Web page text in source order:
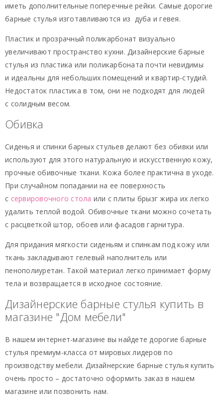
иметь дополнительные поперечные рейки. Самые дорогие
барные стулья изготавливаются из дуба и гевея.
Пластик и прозрачный поликарбонат визуально
увеличивают пространство кухни. Дизайнерские барные
стулья из пластика или поликарбоната почти невидимы
и идеальны для небольших помещений и квартир-студий.
Недостаток пластика в том, они не подходят для людей
с солидным весом.
Обивка
Сиденья и спинки барных стульев делают без обивки или
используют для этого натуральную и искусственную кожу,
прочные обивочные ткани. Кожа более практична в уходе.
При случайном попадании на ее поверхность
с сервировочного стола или с плиты брызг жира их легко
удалить теплой водой. Обивочные ткани можно сочетать
с расцветкой штор, обоев или фасадов гарнитура.
Для придания мягкости сиденьям и спинкам под кожу или
ткань закладывают гелевый наполнитель или
пенополиуретан. Такой материал легко принимает форму
тела и возвращается в исходное состояние.
Дизайнерские барные стулья купить в
магазине "Дом мебели"
В нашем интернет-магазине вы найдете дорогие барные
стулья премиум-класса от мировых лидеров по
производству мебели. Дизайнерские барные стулья купить
очень просто – достаточно оформить заказ в нашем
магазине или позвонить нам.